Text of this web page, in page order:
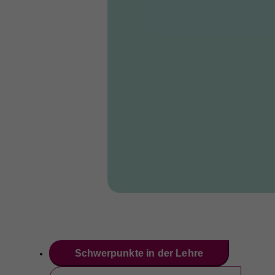
Schwerpunkte in der Lehre